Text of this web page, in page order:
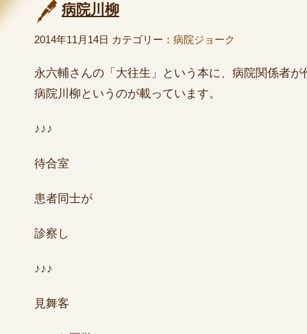
病院川柳
2014年11月14日 カテゴリー： 病院ジョーク
永六輔さんの「大往生」という本に、病院関係者が
病院川柳というのが載っています。
♪♪♪
待合室
患者同士が
診察し
♪♪♪
見舞客